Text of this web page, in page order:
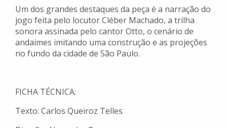
Um dos grandes destaques da peça é a narração do
jogo feita pelo locutor Cléber Machado, a trilha
sonora assinada pelo cantor Otto, o cenário de
andaimes imitando uma construção e as projeções
no fundo da cidade de São Paulo.
FICHA TÉCNICA:
Texto: Carlos Queiroz Telles